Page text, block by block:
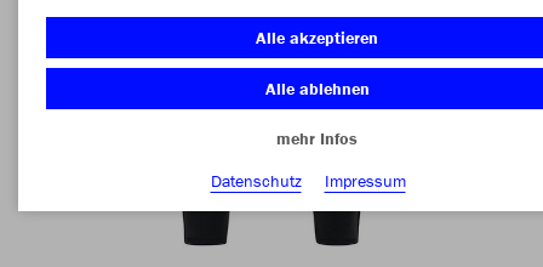
Alle akzeptieren
Alle ablehnen
mehr Infos
Datenschutz
Impressum